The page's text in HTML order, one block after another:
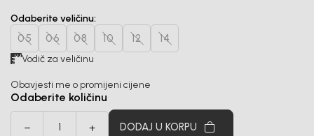
Odaberite veličinu:
05 06 08 10 12 14
Vodič za veličinu
Obavjesti me o promijeni cijene
Odaberite količinu
DODAJ U KORPU